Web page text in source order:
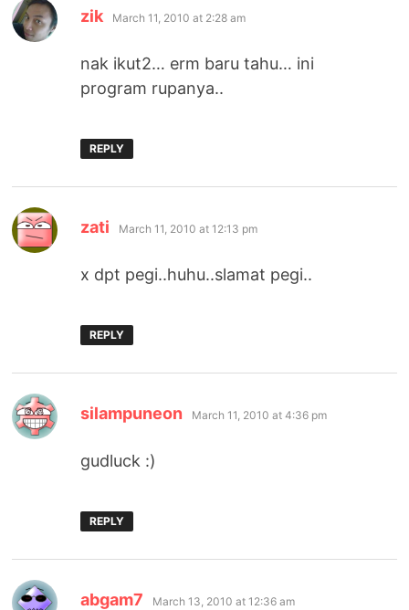
zik says:
March 11, 2010 at 2:28 am
nak ikut2… erm baru tahu… ini
program rupanya..
REPLY
zati says:
March 11, 2010 at 12:13 pm
x dpt pegi..huhu..slamat pegi..
REPLY
silampuneon says:
March 11, 2010 at 4:36 pm
gudluck :)
REPLY
abgam7 says:
March 13, 2010 at 12:36 am